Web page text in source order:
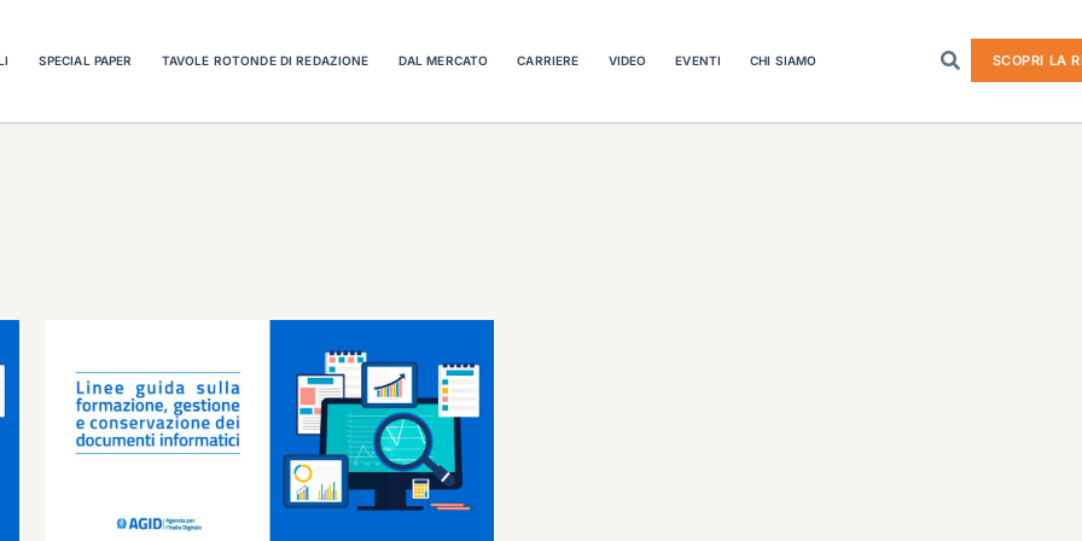
SPECIAL PAPER TAVOLE ROTONDE DI REDAZIONE DAL MERCATO CARRIERE VIDEO EVENTI CHI SIAMO SCOPRI LA